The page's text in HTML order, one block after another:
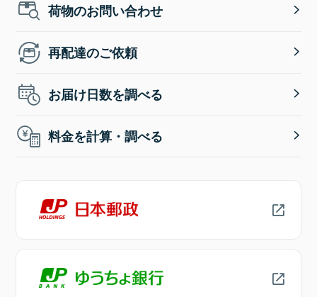
荷物のお問い合わせ
再配達のご依頼
お届け日数を調べる
料金を計算・調べる